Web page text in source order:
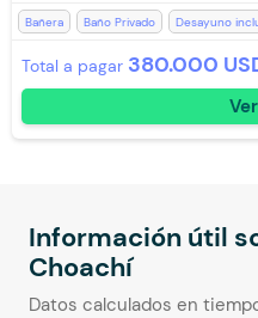
Bañera Baño Privado Desayuno
Total a pagar 380.000
Información útil
Choachí
Datos calculados en